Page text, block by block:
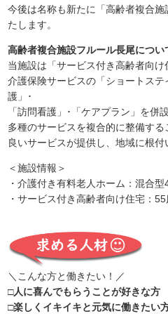
今後は名称も新たに「高齢者複合
たします。
高齢者複合施設フルール長尾につい
当施設は「サービス付き高齢者向け
介護保険サービスの「ショートス
護」･
「訪問看護」･「ケアプラン」を併
多種のサービスを複合的に整備する
良いサービスが提供し、地域に根付
＜施設情報＞
・介護付き有料老人ホーム：混合型
・サービス付き高齢者向け住宅：55
＼こんな方と働きたい！／
□人に喜んでもらうことが好きな方
□楽しくイキイキと元気に働きたい